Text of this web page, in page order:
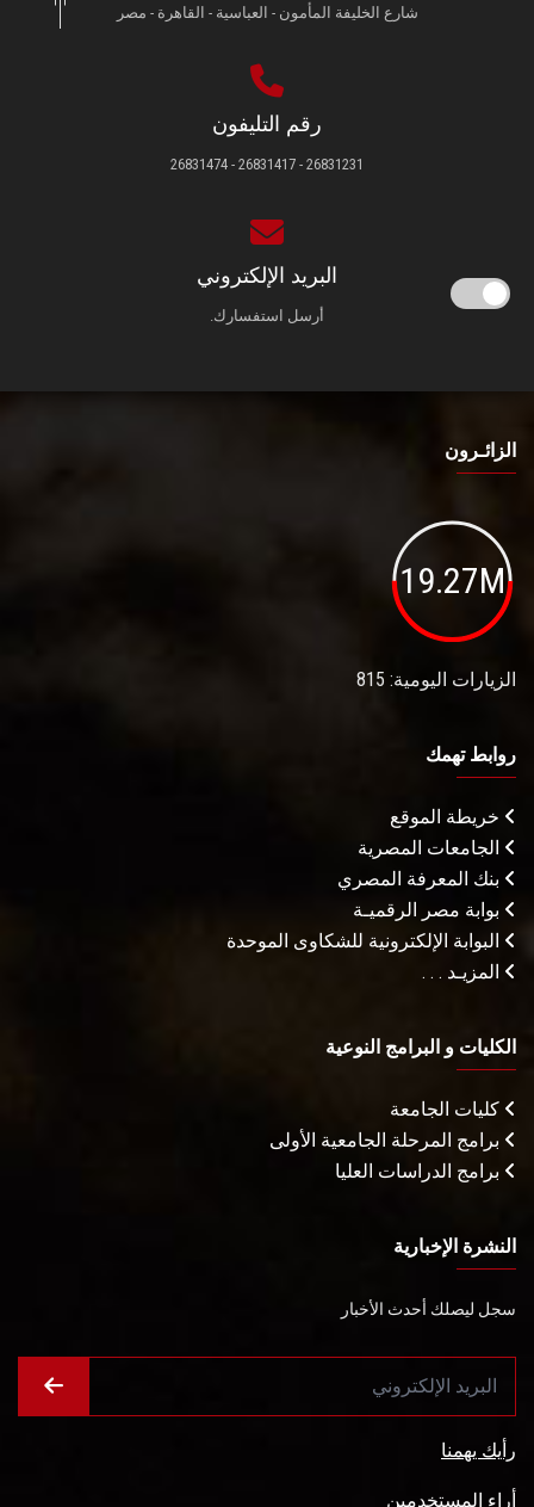
شارع الخليفة المأمون - العباسية - القاهرة - مصر
رقم التليفون
26831231 - 26831417 - 26831474
البريد الإلكتروني
أرسل استفسارك.
الزائـرون
19.27M
الزيارات اليومية: 815
روابط تهمك
خريطة الموقع
الجامعات المصرية
بنك المعرفة المصري
بوابة مصر الرقميـة
البوابة الإلكترونية للشكاوى الموحدة
المزيـد . . .
الكليات و البرامج النوعية
كليات الجامعة
برامج المرحلة الجامعية الأولى
برامج الدراسات العليا
النشرة الإخبارية
سجل ليصلك أحدث الأخبار
رأيك يهمنا
أراء المستخدمين